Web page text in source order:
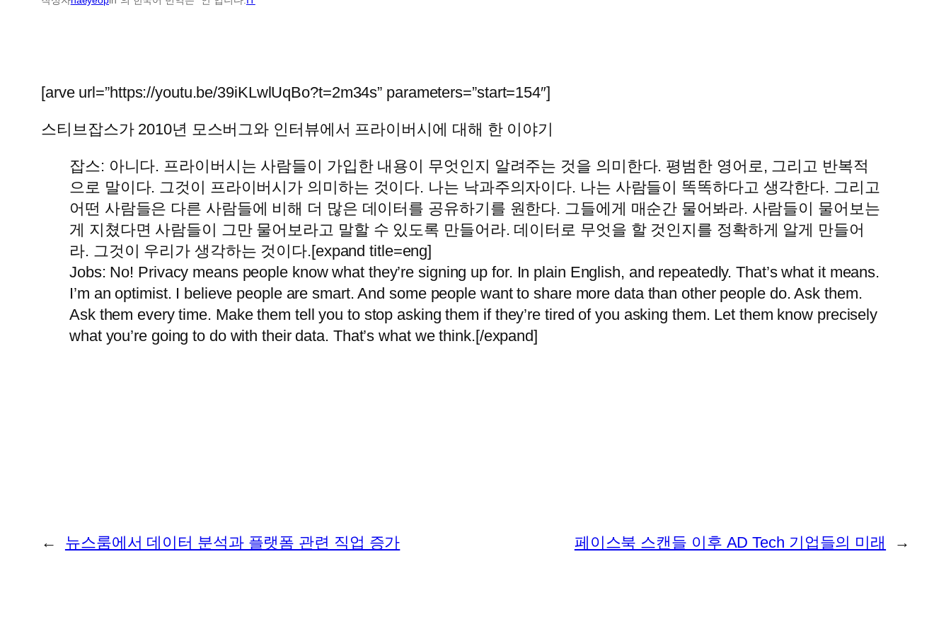
[arve url=”https://youtu.be/39iKLwlUqBo?t=2m34s” parameters=”start=154″]
스티브잡스가 2010년 모스버그와 인터뷰에서 프라이버시에 대해 한 이야기
잡스: 아니다. 프라이버시는 사람들이 가입한 내용이 무엇인지 알려주는 것을 의미한다. 평범한 영어로, 그리고 반복적
으로 말이다. 그것이 프라이버시가 의미하는 것이다. 나는 낙과주의자이다. 나는 사람들이 똑똑하다고 생각한다. 그리고
어떤 사람들은 다른 사람들에 비해 더 많은 데이터를 공유하기를 원한다. 그들에게 매순간 물어봐라. 사람들이 물어보는
게 지쳤다면 사람들이 그만 물어보라고 말할 수 있도록 만들어라. 데이터로 무엇을 할 것인지를 정확하게 알게 만들어
라. 그것이 우리가 생각하는 것이다.[expand title=eng]
Jobs: No! Privacy means people know what they’re signing up for. In plain English, and repeatedly. That’s what it means.
I’m an optimist. I believe people are smart. And some people want to share more data than other people do. Ask them.
Ask them every time. Make them tell you to stop asking them if they’re tired of you asking them. Let them know precisely
what you’re going to do with their data. That’s what we think.[/expand]
← 뉴스룸에서 데이터 분석과 플랫폼 관련 직업 증가 페이스북 스캔들 이후 AD Tech 기업들의 미래 →